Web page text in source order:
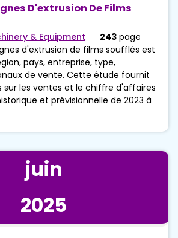
D'extrusion De Films
& Equipment 243 page
d'extrusion de films soufflés est
pays, entreprise, type,
de vente. Cette étude fournit
sur les ventes et le chiffre d'affaires
et prévisionnelle de 2023 à
juin
2025